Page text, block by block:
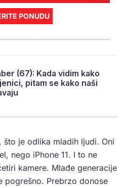
PONUDU
(67): Kada vidim kako
pitam se kako naši
što je odlika mladih ljudi. Oni
nego iPhone 11. I to ne
kamere. Mlađe generacije
pogrešno. Prebrzo donose